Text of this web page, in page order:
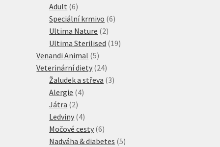
produktů
Adult 66
produktů
Speciální krmivo 66
Ultima Nature 22
produkty
Ultima Sterilised 1919
Venandi Animal 55
produktů
Veterinární diety 2424
produktů
Žaludek a střeva 33
Alergie 44
Játra 22
produkty
Ledviny 44
produkty
Močové cesty 66
produktů
Nadváha & diabetes 55